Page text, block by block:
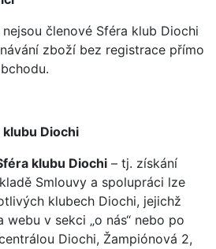
členové Sféra klub Diochi
zboží bez registrace přímo
Diochi
klubu Diochi – tj. získání
Smlouvy a spolupráci lze
klubech Diochi, jejichž
webu v sekci „o nás“ nebo po
Diochi, Žampiónová 2,